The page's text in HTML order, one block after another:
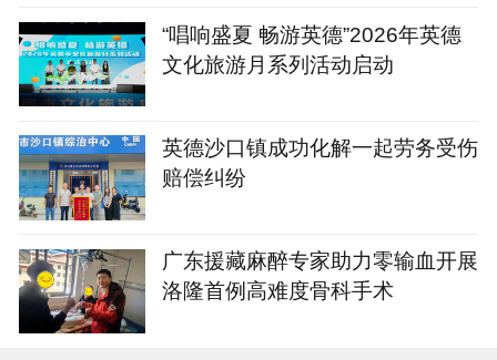
“唱响盛夏 畅游英德”2026年英德
文化旅游月系列活动启动
英德沙口镇成功化解一起劳务受伤
赔偿纠纷
广东援藏麻醉专家助力零输血开展
洛隆首例高难度骨科手术